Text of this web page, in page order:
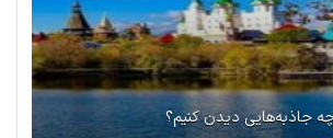
جاذبه‌هایی دیدن کنیم؟